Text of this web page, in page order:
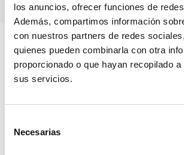
los anuncios, ofrecer funciones de
Además, compartimos información
con nuestros partners de redes
quienes pueden combinarla con otra
proporcionado o que hayan recopilado
sus servicios.
Necesarias